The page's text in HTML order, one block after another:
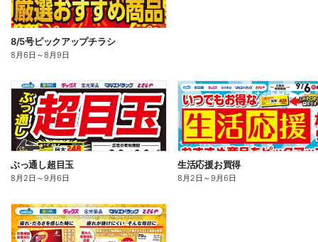
8/5号ピックアップチラシ
8月6日 ～8月9日
ぶっ通し超目玉
8月2日 ～9月6日
生活応援お買得
8月2日 ～9月6日